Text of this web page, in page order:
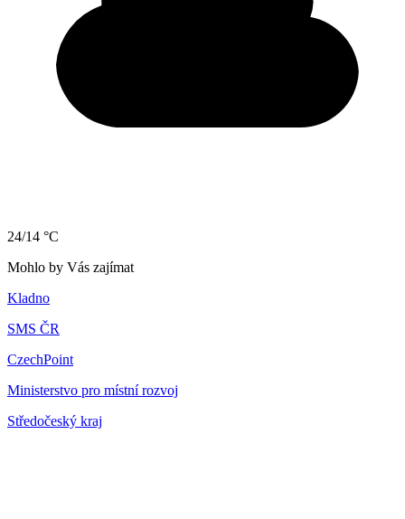
24/14 °C
Mohlo by Vás zajímat
Kladno
SMS ČR
CzechPoint
Ministerstvo pro místní rozvoj
Středočeský kraj